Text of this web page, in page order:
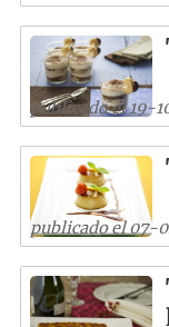
publicado el 19-
publicado el 07-